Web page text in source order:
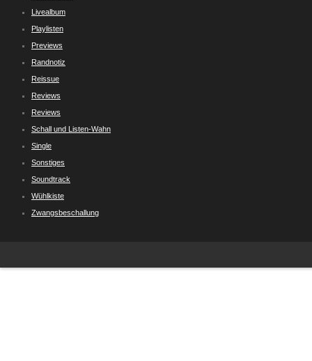
Livealbum
Playlisten
Previews
Randnotiz
Reissue
Reviews
Reviews
Schall und Listen-Wahn
Single
Sonstiges
Soundtrack
Wühlkiste
Zwangsbeschallung